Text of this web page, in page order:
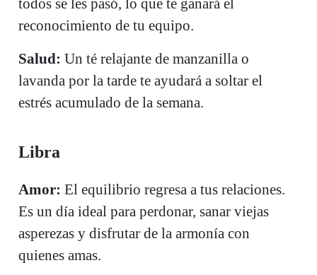
todos se les pasó, lo que te ganará el
reconocimiento de tu equipo.
Salud: Un té relajante de manzanilla o
lavanda por la tarde te ayudará a soltar el
estrés acumulado de la semana.
Libra
Amor: El equilibrio regresa a tus relaciones.
Es un día ideal para perdonar, sanar viejas
asperezas y disfrutar de la armonía con
quienes amas.